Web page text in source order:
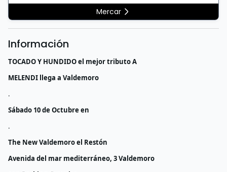
Mercar
Información
TOCADO Y HUNDIDO el mejor tributo A
MELENDI llega a Valdemoro
.
Sábado 10 de Octubre en
.
The New Valdemoro el Restón
Avenida del mar mediterráneo, 3 Valdemoro